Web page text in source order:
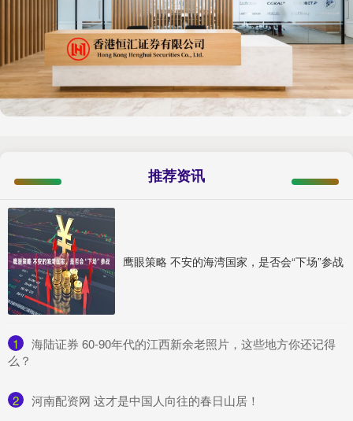
推荐资讯
鹰眼策略 不安的海湾国家，是否会“下场”参战
1
​海陆证券 60-90年代的江西新余老照片，这些地方你还记得
么？
2 ​河南配资网 这才是中国人向往的春日山居！